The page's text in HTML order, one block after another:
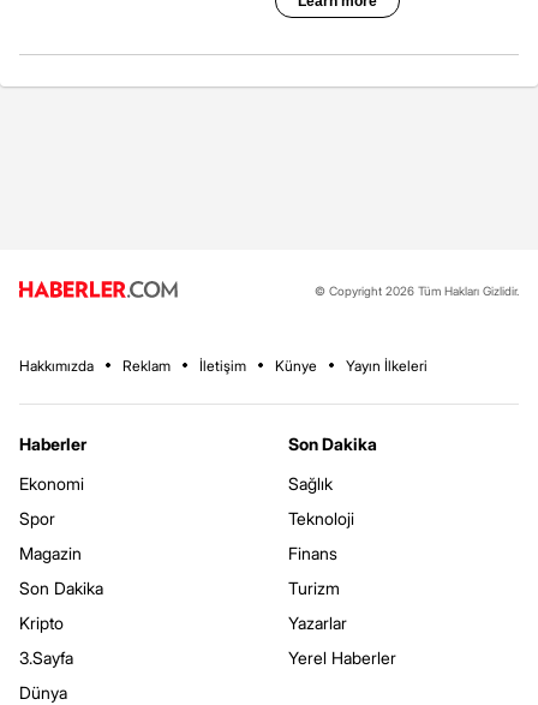
© Copyright 2026 Tüm Hakları Gizlidir.
Hakkımızda Reklam İletişim Künye Yayın İlkeleri
Haberler
Ekonomi
Spor
Magazin
Son Dakika
Kripto
3.Sayfa
Dünya
Son Dakika
Sağlık
Teknoloji
Finans
Turizm
Yazarlar
Yerel Haberler